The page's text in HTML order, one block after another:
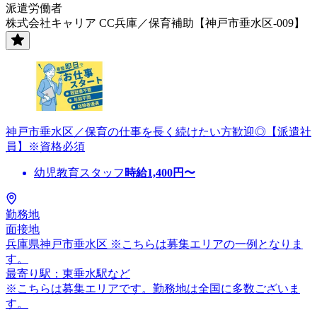
派遣労働者
株式会社キャリア CC兵庫／保育補助【神戸市垂水区-009】
神戸市垂水区／保育の仕事を長く続けたい方歓迎◎【派遣社
員】※資格必須
幼児教育スタッフ 時給1,400円〜
勤務地
面接地
兵庫県神戸市垂水区 ※こちらは募集エリアの一例となりま
す。
最寄り駅：東垂水駅など
※こちらは募集エリアです。勤務地は全国に多数ございま
す。